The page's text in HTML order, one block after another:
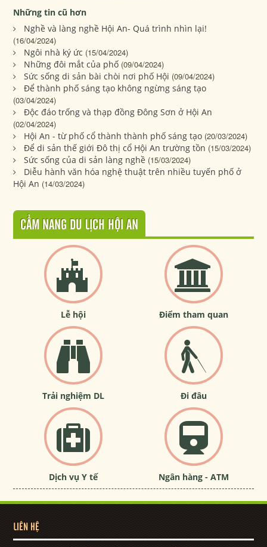
Những tin cũ hơn
Nghề và làng nghề Hội An- Quá trình nhìn lại!
(16/04/2024)
Ngôi nhà ký ức (15/04/2024)
Những đôi mắt của phố (09/04/2024)
Sức sống di sản bài chòi nơi phố Hội (09/04/2024)
Để thành phố sáng tạo không ngừng sáng tạo
(03/04/2024)
Độc đáo trống và thạp đồng Đông Sơn ở Hội An
(02/04/2024)
Hội An - từ phố cổ thành thành phố sáng tạo (20/03/2024)
Để di sản thế giới Đô thị cổ Hội An trường tồn (15/03/2024)
Sức sống của di sản làng nghề (15/03/2024)
Diễu hành văn hóa nghệ thuật trên nhiều tuyến phố ở
Hội An (14/03/2024)
CẨM NANG DU LỊCH HỘI AN
Lễ hội Điểm tham quan
Trải nghiệm DL Đi đâu
Dịch vụ Y tế Ngân hàng - ATM
LIÊN HỆ